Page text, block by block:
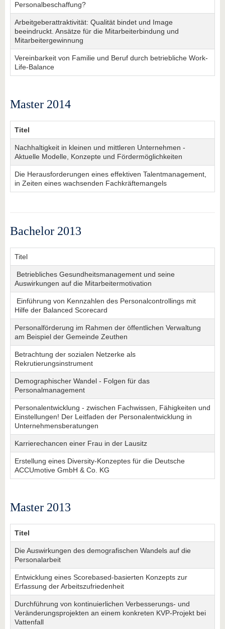
Personalbeschaffung?
Arbeitgeberattraktivität: Qualität bindet und Image
beeindruckt. Ansätze für die Mitarbeiterbindung und
Mitarbeitergewinnung
Vereinbarkeit von Familie und Beruf durch betriebliche Work-
Life-Balance
Master 2014
Titel
Nachhaltigkeit in kleinen und mittleren Unternehmen -
Aktuelle Modelle, Konzepte und Fördermöglichkeiten
Die Herausforderungen eines effektiven Talentmanagement,
in Zeiten eines wachsenden Fachkräftemangels
Bachelor 2013
Titel
Betriebliches Gesundheitsmanagement und seine
Auswirkungen auf die Mitarbeitermotivation
Einführung von Kennzahlen des Personalcontrollings mit
Hilfe der Balanced Scorecard
Personalförderung im Rahmen der öffentlichen Verwaltung
am Beispiel der Gemeinde Zeuthen
Betrachtung der sozialen Netzerke als
Rekrutierungsinstrument
Demographischer Wandel - Folgen für das
Personalmanagement
Personalentwicklung - zwischen Fachwissen, Fähigkeiten und
Einstellungen! Der Leitfaden der Personalentwicklung in
Unternehmensberatungen
Karrierechancen einer Frau in der Lausitz
Erstellung eines Diversity-Konzeptes für die Deutsche
ACCUmotive GmbH & Co. KG
Master 2013
Titel
Die Auswirkungen des demografischen Wandels auf die
Personalarbeit
Entwicklung eines Scorebased-basierten Konzepts zur
Erfassung der Arbeitszufriedenheit
Durchführung von kontinuierlichen Verbesserungs- und
Veränderungsprojekten an einem konkreten KVP-Projekt bei
Vattenfall